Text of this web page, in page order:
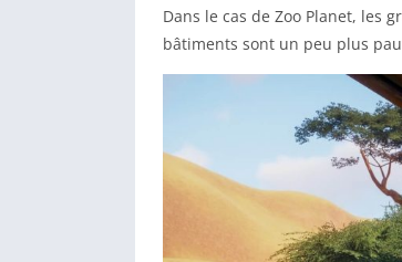
Dans le cas de Zoo Planet, les
bâtiments sont un peu plus